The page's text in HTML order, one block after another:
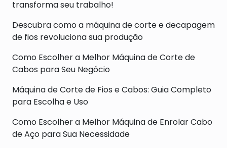
transforma seu trabalho!
Descubra como a máquina de corte e decapagem
de fios revoluciona sua produção
Como Escolher a Melhor Máquina de Corte de
Cabos para Seu Negócio
Máquina de Corte de Fios e Cabos: Guia Completo
para Escolha e Uso
Como Escolher a Melhor Máquina de Enrolar Cabo
de Aço para Sua Necessidade